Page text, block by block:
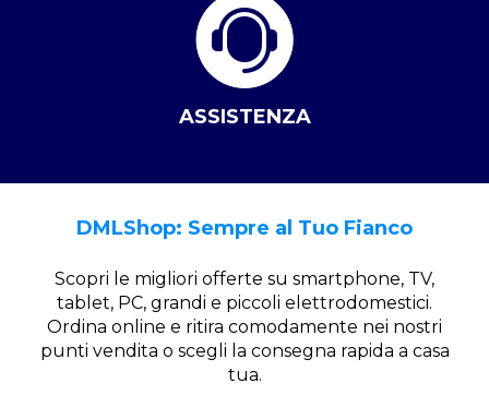
ASSISTENZA
DMLShop: Sempre al Tuo Fianco
Scopri le migliori offerte su smartphone, TV,
tablet, PC, grandi e piccoli elettrodomestici.
Ordina online e ritira comodamente nei nostri
punti vendita o scegli la consegna rapida a casa
tua.